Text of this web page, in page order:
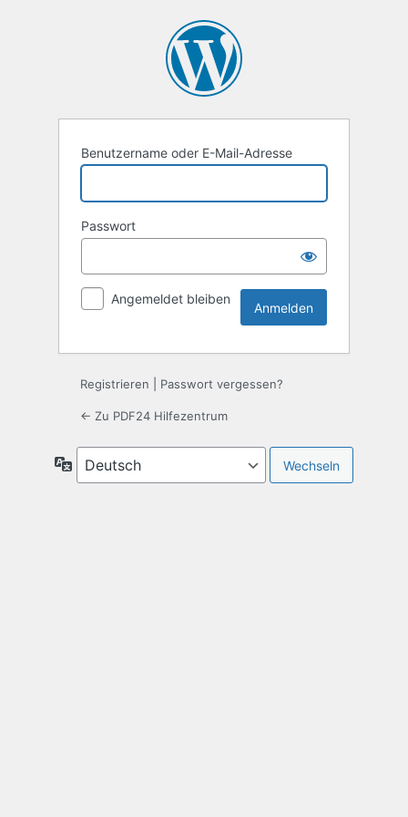
Benutzername oder E-Mail-Adresse
Passwort
Angemeldet bleiben
Registrieren Passwort vergessen?
← Zu PDF24 Hilfezentrum
Sprache